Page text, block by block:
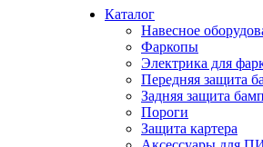
Каталог
Навесное
Фаркопы
Электрика для
Передняя защита
Задняя защита
Пороги
Защита картера